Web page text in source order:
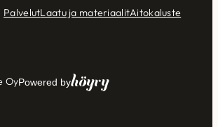
PalvelutLaatu ja materiaalitAitokaluste
OyPowered byHöyry